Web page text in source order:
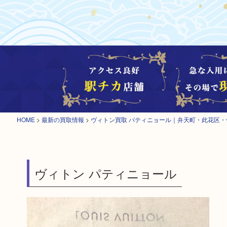
HOME > 最新の買取情報 > ヴィトン買取 パティニョール｜弁天町・此花区
ヴィトン パティニョール